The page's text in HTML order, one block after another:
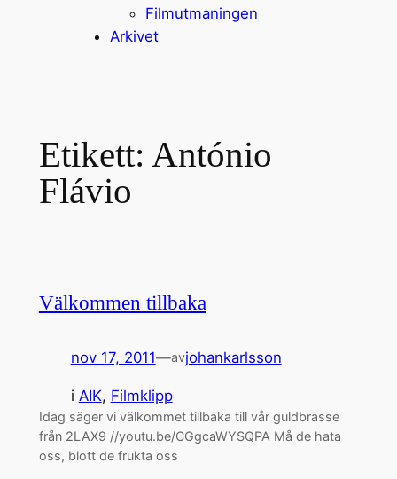
Filmutmaningen
Arkivet
Etikett: António
Flávio
Välkommen tillbaka
nov 17, 2011—avjohankarlsson
i AIK, Filmklipp
Idag säger vi välkommet tillbaka till vår guldbrasse
från 2LAX9 //youtu.be/CGgcaWYSQPA Må de hata
oss, blott de frukta oss